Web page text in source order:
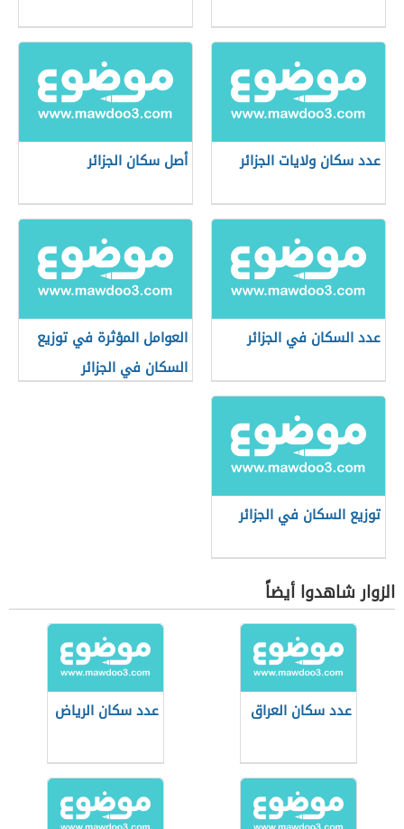
عدد سكان ولايات الجزائر أصل سكان الجزائر
عدد السكان في الجزائر
العوامل المؤثرة في توزيع
السكان في الجزائر
توزيع السكان في الجزائر
الزوار شاهدوا أيضاً
عدد سكان العراق عدد سكان الرياض